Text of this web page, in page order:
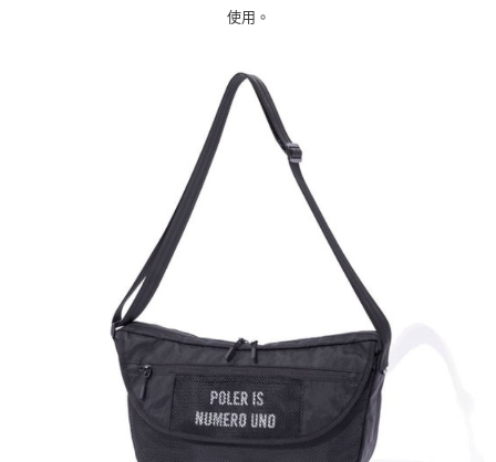
每筆NT$100，滿NT$799(含以上)免運費
使用。